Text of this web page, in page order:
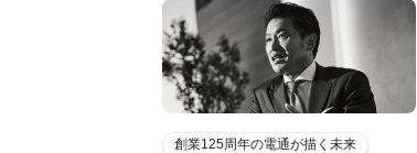
創業125周年の電通が描く未来